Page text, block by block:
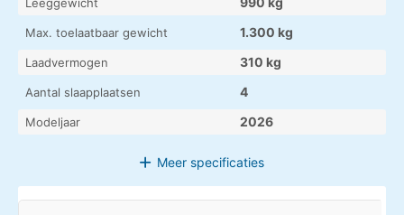
Max. toelaatbaar gewicht 1.300 kg
Laadvermogen 310 kg
Aantal slaapplaatsen 4
Modeljaar 2026
Meer specificaties